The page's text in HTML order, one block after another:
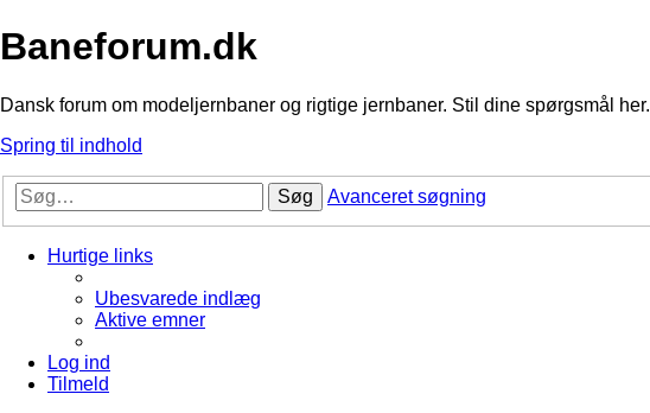
Baneforum.dk
Dansk forum om modeljernbaner og rigtige jernbaner. Stil dine spørgsmål her.
Spring til indhold
Søg Avanceret søgning
Hurtige links
Ubesvarede indlæg
Aktive emner
Log ind
Tilmeld